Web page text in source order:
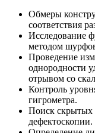
Обмеры
соответствия
Исследование
методом
Проведение
однородности
отрывом со
Контроль
гигрометра.
Поиск скрытых
дефектоскопии.